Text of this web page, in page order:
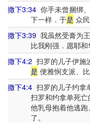
撒下3:34 你手未曾捆绑
下一样．于是 众
撒下3:39 我虽然受膏为
比我刚强．愿耶和
撒下4:2 扫罗的儿子伊施
是 便雅悯支派、
撒下4:4 扫罗的儿子约拿
扫罗和约拿单死亡
他乳母抱着他逃
了。